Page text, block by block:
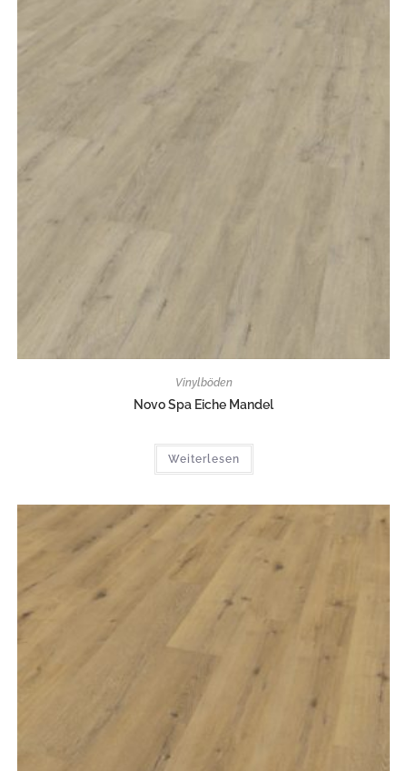
Vinylböden
Novo Spa Eiche Mandel
Weiterlesen